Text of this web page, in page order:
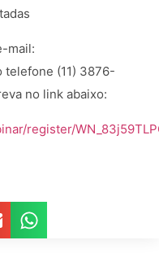
mail:
telefone (11) 3876-
no link abaixo:
register/